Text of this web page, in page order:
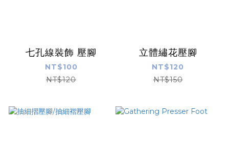
七孔線裝飾 壓腳
NT$100
NT$120
立體繡花壓腳
NT$120
NT$150